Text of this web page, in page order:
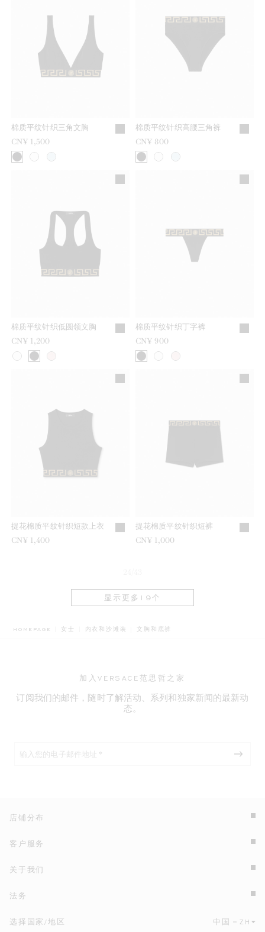
棉质平纹针织三角文胸
CN¥ 1,500
棉质平纹针织高腰三角裤
CN¥ 800
棉质平纹针织低圆领文胸
CN¥ 1,200
棉质平纹针织丁字裤
CN¥ 900
提花棉质平纹针织短款上衣
CN¥ 1,400
提花棉质平纹针织短裤
CN¥ 1,000
显示更多19个
HOMEPAGE 女士 内衣和沙滩装 BREADCRUMB.ADA.LABEL.CURRENT
文胸和底裤
加入VERSACE范思哲之家
订阅我们的邮件，随时了解活动、系列和独家新闻的最新动
态。
店铺分布
客户服务
关于我们
法务
点击此处选择国家/地区和语言。
选择国家/地区 中国 ZH